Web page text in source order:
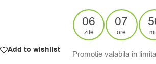
Add to wishlist
06
zile
07
ore
Promotie valabila in